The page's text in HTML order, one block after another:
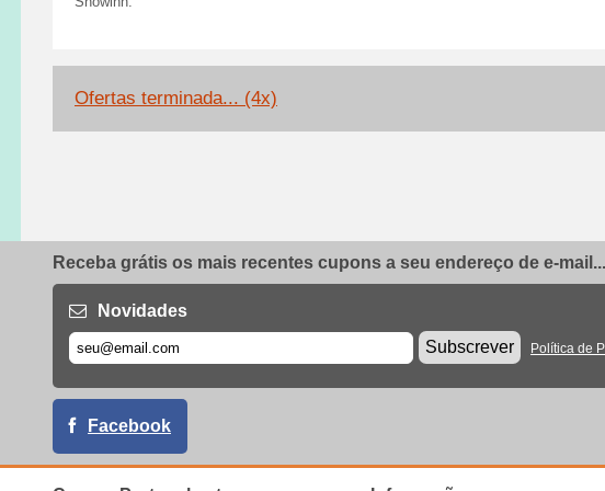
Ofertas terminada... (4x)
Receba grátis os mais recentes cupons a seu endereço de e-mail...
Novidades
Subscrever
Política de
Facebook